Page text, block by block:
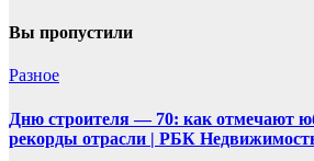
Вы пропустили
Разное
Дню строителя — 70: как отмечают
рекорды отрасли | РБК